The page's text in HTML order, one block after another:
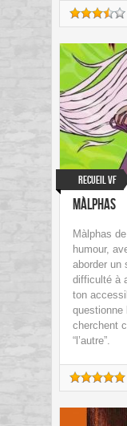
Recueil VF
Màlphas
Màlphas
humour,
aborder un
difficulté à
ton
questionne
cherchent
“l’autre”.